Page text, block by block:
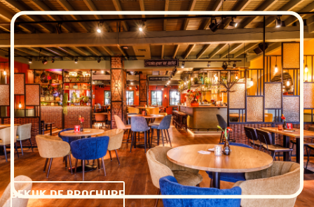
Zoutjes en nootjes op tafel
All-in Hollands drankenarrangement (4 uur)
5 hapjes (3 keer warm, 2 keer koud)
Puntzak friet ter afsluiting
Geschikt vanaf 20 personen.
Een compleet feest waarbij alles geregeld is — van
ontvangst tot laatste ronde.
BEKIJK DE BROCHURE